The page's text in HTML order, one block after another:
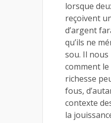
lorsque
reçoivent
d’argent
qu’ils ne
sou. Il
comment
richesse
fous,
contexte
la